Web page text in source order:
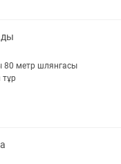
80 метр шлянгасы